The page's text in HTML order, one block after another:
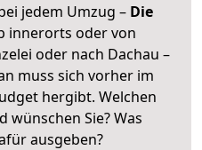
jedem Umzug – Die
innerorts oder von
oder nach Dachau –
muss sich vorher im
hergibt. Welchen
wünschen Sie? Was
ausgeben?